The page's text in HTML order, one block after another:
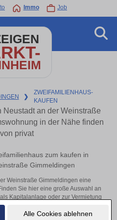
Alle Cookies ablehnen
Immo Job
❯
ZWEIFAMILIENHAUS-
KAUFEN
an der Weinstraße
in der Nähe finden
privat
zum kaufen in
Gimmeldingen
Weinstraße Gimmeldingen eine
Sie hier eine große Auswahl an
Kapitalanlage oder zur Vermietung
in Neustadt an der Weinstraße
oder in der Nähe.